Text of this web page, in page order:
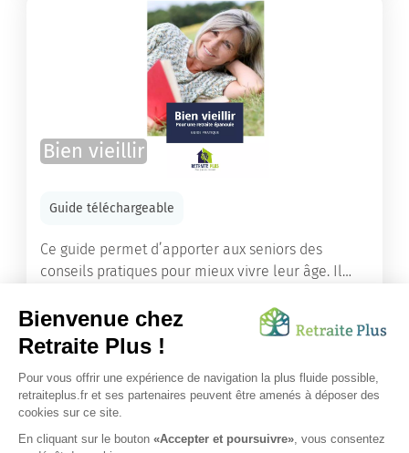
Bien vieillir
Guide téléchargeable
Ce guide permet d’apporter aux seniors des
conseils pratiques pour mieux vivre leur âge. Il
améliorer sa santé grâce à l’alimentation...
Lire l'article
Vous avez besoin d’une aide de nos équipes ?
Obtenir les tarifs & disponibilités